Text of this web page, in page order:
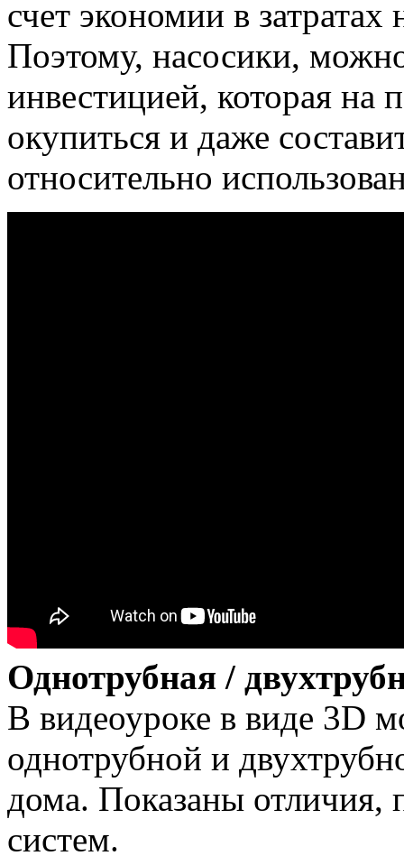
счет экономии в затратах
Поэтому, насосики,
инвестицией, которая на
окупиться и даже
относительно
Однотрубная /
В видеоуроке в виде 3D
однотрубной и
дома. Показаны
систем.